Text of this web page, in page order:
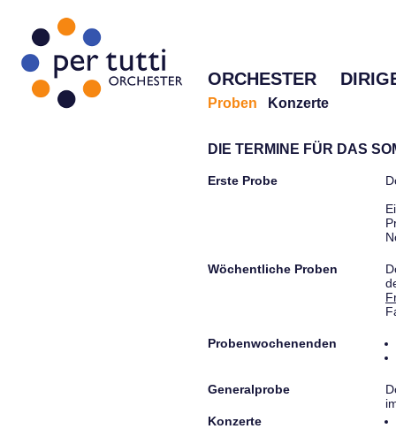
ORCHESTER
Proben Konzerte
DIE TERMINE FÜR DAS
Erste Probe
Wöchentliche Proben
Probenwochenenden
Generalprobe
Konzerte